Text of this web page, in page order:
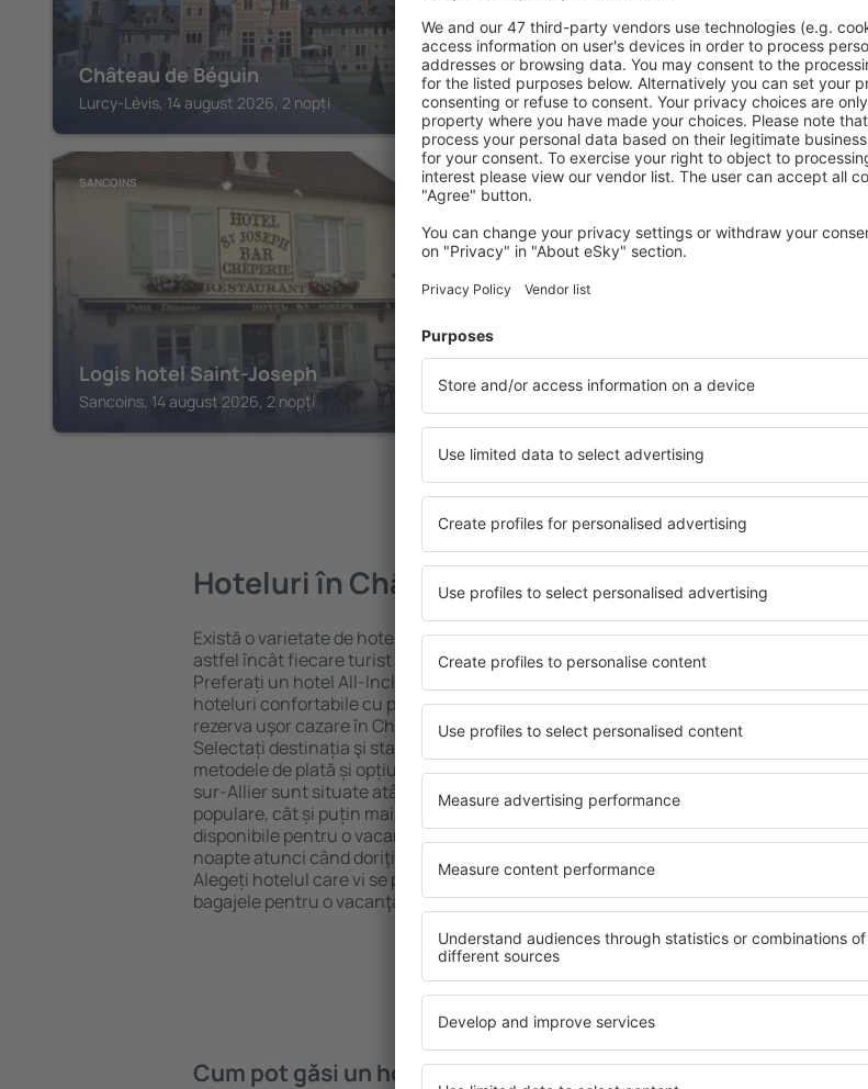
Château de Béguin
Lurcy-Lévis, 14 august 2026, 2 nopți
Château - Hôtel Le Sallay
Magny-Cours, 14 august 2026, 2 nopți
SANCOINS
Logis hotel Saint-Joseph
Sancoins, 14 august 2026, 2 nopți
LE VEURDRE
Logis Hôtel du Pont Neuf
Vedeți mai multe hoteluri în Château-
Hoteluri în Château-sur-Allier
Există o varietate de hoteluri disponibile în Château-sur-Allier,
astfel încât fiecare turist poate găsi cazare potrivită nevoilor sale.
Preferați un hotel All-Inclusive cu standarde ȋnalte sau preferați
hoteluri confortabile cu preţuri mici? Cu ajutorul nostru puteți
rezerva uşor cazare în Château-sur-Allier} pentru orice buget!
Selectați destinația şi standardul pentru hotel, verificați
metodele de plată și opțiunile de anulare. Hotelurile în Château-
sur-Allier sunt situate atât aproape de atracţiile turistice
populare, cât și puțin mai departe de aglomerație. Toate sunt
disponibile pentru o vacanță lungă sau perfecte doar pentru o
noapte atunci când doriţi să vizitaţi şi alte oraşe din apropiere.
Alegeți hotelul care vi se potriveşte și începeți să vă faceți
bagajele pentru o vacanţă sau călătorie de afaceri!
O varietate
elementele
bune
standard
oaspeți. O
locație, ȋn
Allier.
sau un
posibil ca
variabil,
pentru copii.
alegere
călătorie de
organizeze
Cum pot găsi un hotel în Château-sur-Allier?
Ce fel de